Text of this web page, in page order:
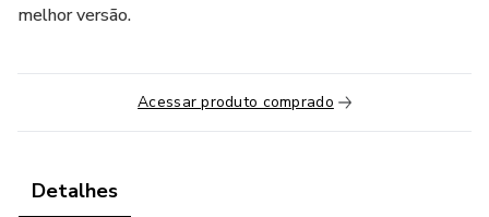
melhor versão.
Acessar produto comprado
Detalhes